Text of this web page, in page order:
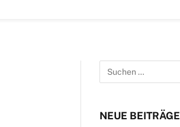
NEUE BEITRÄGE